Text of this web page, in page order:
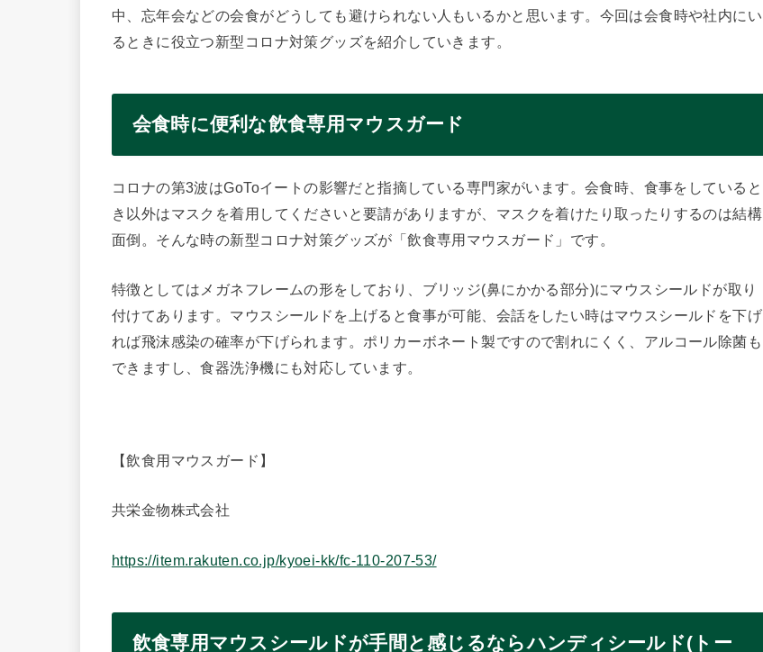
中、忘年会などの会食がどうしても避けられない人もいるかと思います。今回は会食時や社内にい
るときに役立つ新型コロナ対策グッズを紹介していきます。
会食時に便利な飲食専用マウスガード
コロナの第3波はGoToイートの影響だと指摘している専門家がいます。会食時、食事をしていると
き以外はマスクを着用してくださいと要請がありますが、マスクを着けたり取ったりするのは結構
面倒。そんな時の新型コロナ対策グッズが「飲食専用マウスガード」です。
特徴としてはメガネフレームの形をしており、ブリッジ(鼻にかかる部分)にマウスシールドが取り
付けてあります。マウスシールドを上げると食事が可能、会話をしたい時はマウスシールドを下げ
れば飛沫感染の確率が下げられます。ポリカーボネート製ですので割れにくく、アルコール除菌も
できますし、食器洗浄機にも対応しています。
【飲食用マウスガード】
共栄金物株式会社
https://item.rakuten.co.jp/kyoei-kk/fc-110-207-53/
飲食専用マウスシールドが手間と感じるならハンディシールド(トー